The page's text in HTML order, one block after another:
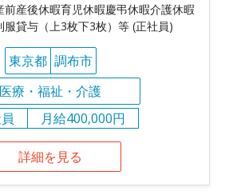
前産後休暇育児休暇慶弔休暇介護休暇
服貸与（上3枚下3枚）等 (正社員)
東京都 調布市
医療・福祉・介護
月給400,000円
詳細を見る